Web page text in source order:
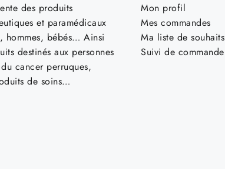
des produits
et paramédicaux
hommes, bébés… Ainsi
destinés aux personnes
cancer perruques,
de soins…
Mon profil
Mes commandes
Ma liste de souhaits
Suivi de commande